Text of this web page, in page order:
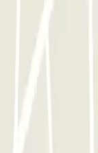
recojernos en el